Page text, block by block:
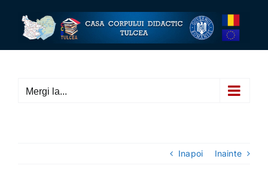
content
Mergi la...
Inapoi Inainte